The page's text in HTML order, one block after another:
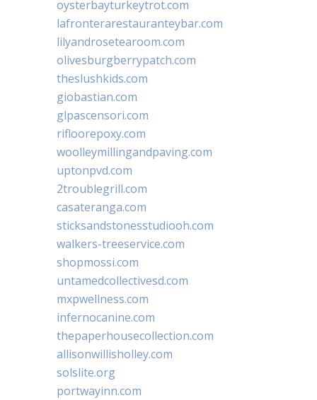
oysterbayturkeytrot.com
lafronterarestauranteybar.com
lilyandrosetearoom.com
olivesburgberrypatch.com
theslushkids.com
giobastian.com
glpascensori.com
rifloorepoxy.com
woolleymillingandpaving.com
uptonpvd.com
2troublegrill.com
casateranga.com
sticksandstonesstudiooh.com
walkers-treeservice.com
shopmossi.com
untamedcollectivesd.com
mxpwellness.com
infernocanine.com
thepaperhousecollection.com
allisonwillisholley.com
solslite.org
portwayinn.com